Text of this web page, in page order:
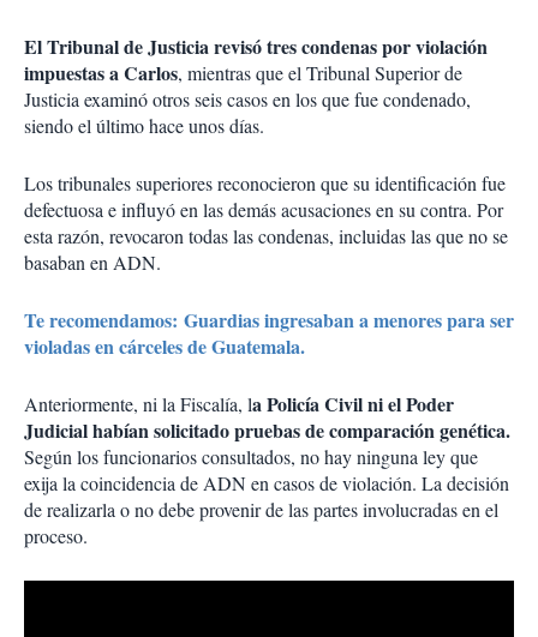
El Tribunal de Justicia revisó tres condenas por violación
impuestas a Carlos, mientras que el Tribunal Superior de
Justicia examinó otros seis casos en los que fue condenado,
siendo el último hace unos días.
Los tribunales superiores reconocieron que su identificación fue
defectuosa e influyó en las demás acusaciones en su contra. Por
esta razón, revocaron todas las condenas, incluidas las que no se
basaban en ADN.
Te recomendamos: Guardias ingresaban a menores para ser
violadas en cárceles de Guatemala.
Anteriormente, ni la Fiscalía, la Policía Civil ni el Poder
Judicial habían solicitado pruebas de comparación genética.
Según los funcionarios consultados, no hay ninguna ley que
exija la coincidencia de ADN en casos de violación. La decisión
de realizarla o no debe provenir de las partes involucradas en el
proceso.